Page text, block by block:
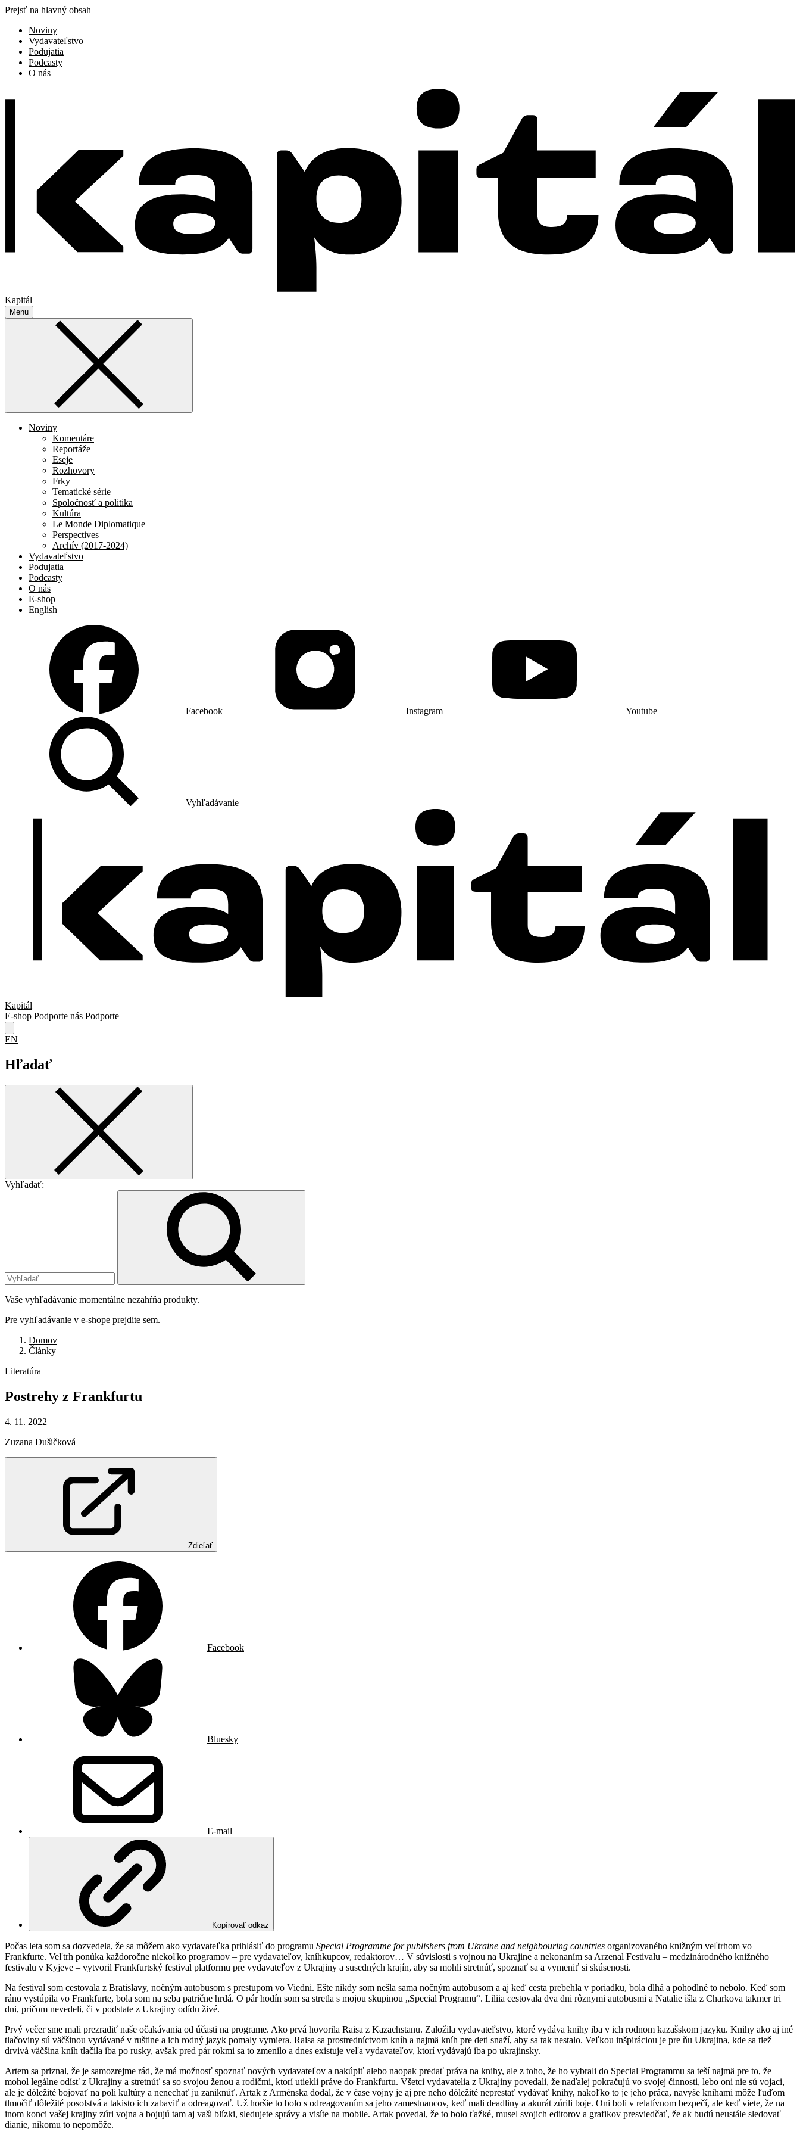
Prejsť na hlavný obsah
Noviny
Vydavateľstvo
Podujatia
Podcasty
O nás
Kapitál
Menu
Noviny
Komentáre
Reportáže
Eseje
Rozhovory
Frky
Tematické série
Spoločnosť a politika
Kultúra
Le Monde Diplomatique
Perspectives
Archív (2017-2024)
Vydavateľstvo
Podujatia
Podcasty
O nás
E-shop
English
Facebook Instagram Youtube
Vyhľadávanie
Kapitál
E-shop Podporte nás Podporte
EN
Hľadať
Vyhľadať:
Vaše vyhľadávanie momentálne nezahŕňa produkty.
Pre vyhľadávanie v e-shope prejdite sem.
Domov
Články
Literatúra
Postrehy z Frankfurtu
4. 11. 2022
Zuzana Dušičková
Zdieľať
Facebook
Bluesky
E-mail
Kopírovať odkaz
Počas leta som sa dozvedela, že sa môžem ako vydavateľka prihlásiť do programu Special Programme for publishers from Ukraine and neighbouring countries organizovaného knižným veľtrhom vo
Frankfurte. Veľtrh ponúka každoročne niekoľko programov – pre vydavateľov, kníhkupcov, redaktorov… V súvislosti s vojnou na Ukrajine a nekonaním sa Arzenal Festivalu – medzinárodného knižného
festivalu v Kyjeve – vytvoril Frankfurtský festival platformu pre vydavateľov z Ukrajiny a susedných krajín, aby sa mohli stretnúť, spoznať sa a vymeniť si skúsenosti.
Na festival som cestovala z Bratislavy, nočným autobusom s prestupom vo Viedni. Ešte nikdy som nešla sama nočným autobusom a aj keď cesta prebehla v poriadku, bola dlhá a pohodlné to nebolo. Keď som
ráno vystúpila vo Frankfurte, bola som na seba patrične hrdá. O pár hodín som sa stretla s mojou skupinou „Special Programu“. Liliia cestovala dva dni rôznymi autobusmi a Natalie išla z Charkova takmer tri
dni, pričom nevedeli, či v podstate z Ukrajiny odídu živé.
Prvý večer sme mali prezradiť naše očakávania od účasti na programe. Ako prvá hovorila Raisa z Kazachstanu. Založila vydavateľstvo, ktoré vydáva knihy iba v ich rodnom kazašskom jazyku. Knihy ako aj iné
tlačoviny sú väčšinou vydávané v ruštine a ich rodný jazyk pomaly vymiera. Raisa sa prostredníctvom kníh a najmä kníh pre deti snaží, aby sa tak nestalo. Veľkou inšpiráciou je pre ňu Ukrajina, kde sa tiež
drvivá väčšina kníh tlačila iba po rusky, avšak pred pár rokmi sa to zmenilo a dnes existuje veľa vydavateľov, ktorí vydávajú iba po ukrajinsky.
Artem sa priznal, že je samozrejme rád, že má možnosť spoznať nových vydavateľov a nakúpiť alebo naopak predať práva na knihy, ale z toho, že ho vybrali do Special Programmu sa teší najmä pre to, že
mohol legálne odísť z Ukrajiny a stretnúť sa so svojou ženou a rodičmi, ktorí utiekli práve do Frankfurtu. Všetci vydavatelia z Ukrajiny povedali, že naďalej pokračujú vo svojej činnosti, lebo oni nie sú vojaci,
ale je dôležité bojovať na poli kultúry a nenechať ju zaniknúť. Artak z Arménska dodal, že v čase vojny je aj pre neho dôležité neprestať vydávať knihy, nakoľko to je jeho práca, navyše knihami môže ľuďom
tlmočiť dôležité posolstvá a takisto ich zabaviť a odreagovať. Už horšie to bolo s odreagovaním sa jeho zamestnancov, keď mali deadliny a akurát zúrili boje. Oni boli v relatívnom bezpečí, ale keď viete, že na
inom konci vašej krajiny zúri vojna a bojujú tam aj vaši blízki, sledujete správy a visíte na mobile. Artak povedal, že to bolo ťažké, musel svojich editorov a grafikov presviedčať, že ak budú neustále sledovať
dianie, nikomu to nepomôže.